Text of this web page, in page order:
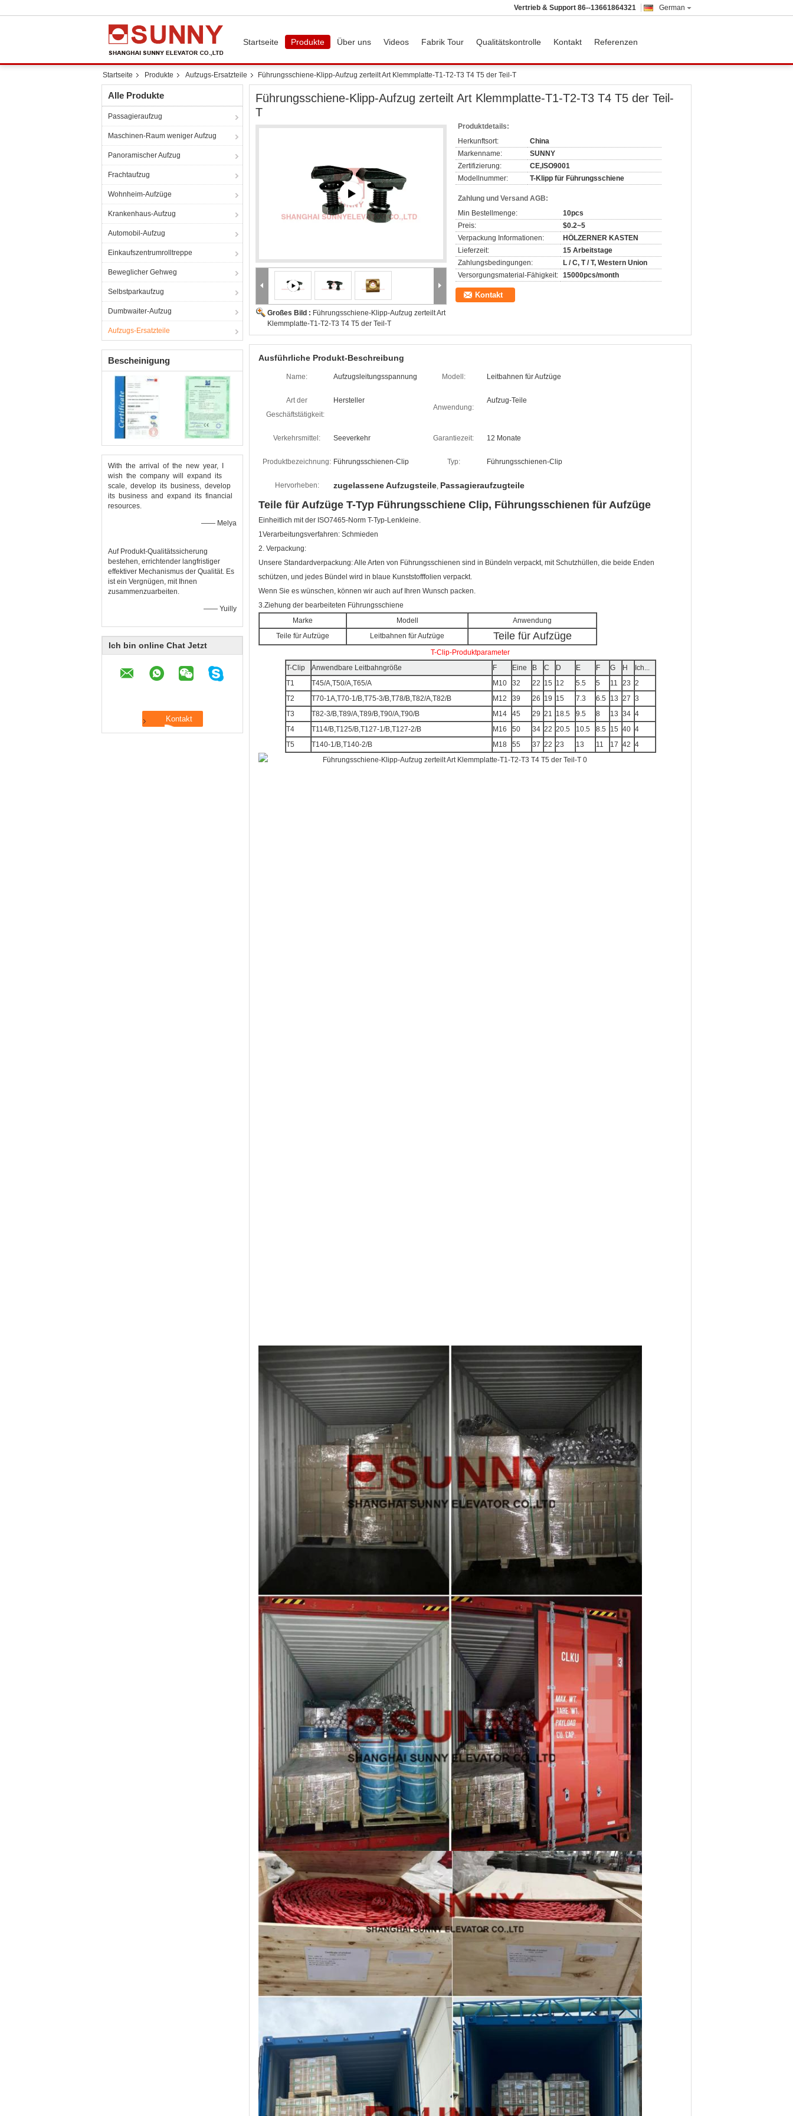
German
Vertrieb & Support 86--13661864321
Startseite Produkte Über uns Videos Fabrik Tour Qualitätskontrolle Kontakt Referenzen
Startseite Produkte Aufzugs-Ersatzteile Führungsschiene-Klipp-Aufzug zerteilt Art Klemmplatte-T1-T2-T3 T4 T5 der Teil-T
Alle Produkte
Passagieraufzug
Maschinen-Raum weniger Aufzug
Panoramischer Aufzug
Frachtaufzug
Wohnheim-Aufzüge
Krankenhaus-Aufzug
Automobil-Aufzug
Einkaufszentrumrolltreppe
Beweglicher Gehweg
Selbstparkaufzug
Dumbwaiter-Aufzug
Aufzugs-Ersatzteile
Bescheinigung
With the arrival of the new year, I
wish the company will expand its
scale, develop its business, develop
its business and expand its financial
resources.
—— Melya
Auf Produkt-Qualitätssicherung
bestehen, errichtender langfristiger
effektiver Mechanismus der Qualität. Es
ist ein Vergnügen, mit Ihnen
zusammenzuarbeiten.
—— Yuilly
Ich bin online Chat Jetzt
Führungsschiene-Klipp-Aufzug zerteilt Art Klemmplatte-T1-T2-T3 T4 T5 der Teil-
T
Großes Bild : Führungsschiene-Klipp-Aufzug zerteilt Art
Klemmplatte-T1-T2-T3 T4 T5 der Teil-T
Produktdetails:
Herkunftsort:
China
Markenname:
SUNNY
Zertifizierung:
CE,ISO9001
Modellnummer:
T-Klipp für Führungsschiene
Zahlung und Versand AGB:
Min Bestellmenge:
10pcs
Preis:
$0.2~5
Verpackung Informationen:
HÖLZERNER KASTEN
Lieferzeit:
15 Arbeitstage
Zahlungsbedingungen:
L / C, T / T, Western Union
Versorgungsmaterial-Fähigkeit: 15000pcs/month
Kontakt
Ausführliche Produkt-Beschreibung
Name: Aufzugsleitungsspannung Modell: Leitbahnen für Aufzüge
Art der
Geschäftstätigkeit:
Hersteller
Anwendung:
Aufzug-Teile
Verkehrsmittel: Seeverkehr Garantiezeit: 12 Monate
Produktbezeichnung: Führungsschienen-Clip Typ: Führungsschienen-Clip
Hervorheben: zugelassene Aufzugsteile, Passagieraufzugteile
Teile für Aufzüge T-Typ Führungsschiene Clip, Führungsschienen für Aufzüge
Einheitlich mit der ISO7465-Norm T-Typ-Lenkleine.
1Verarbeitungsverfahren: Schmieden
2. Verpackung:
Unsere Standardverpackung: Alle Arten von Führungsschienen sind in Bündeln verpackt, mit Schutzhüllen, die beide Enden
schützen, und jedes Bündel wird in blaue Kunststofffolien verpackt.
Wenn Sie es wünschen, können wir auch auf Ihren Wunsch packen.
3.Ziehung der bearbeiteten Führungsschiene
Marke
Modell
Anwendung
Teile für Aufzüge
Leitbahnen für Aufzüge Teile für Aufzüge
T-Clip-Produktparameter
T-Clip
Anwendbare Leitbahngröße F Eine B C D E F G H
Ich...
T1
T45/A,T50/A,T65/A M10 32 22 15 12 5.5 5 11 23 2
T2
T70-1A,T70-1/B,T75-3/B,T78/B,T82/A,T82/B M12 39 26 19 15 7.3 6.5 13 27 3
T3
T82-3/B,T89/A,T89/B,T90/A,T90/B M14 45 29 21 18.5 9.5 8 13 34 4
T4
T114/B,T125/B,T127-1/B,T127-2/B M16 50 34 22 20.5 10.5 8.5 15 40 4
T5
T140-1/B,T140-2/B M18 55 37 22 23 13 11 17 42 4